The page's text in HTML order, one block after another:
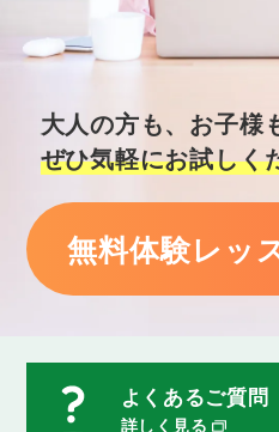
「何か他に話したいですか
ません」のように、「その
Lesson 40
挿入語句 by the way, for
「たとえば」「実は」「と
Lesson 41
unless, as long as
大人の方も、お子様
ぜひ気軽にお試しく
無料体験レッ
よくあるご質問
詳しく見る